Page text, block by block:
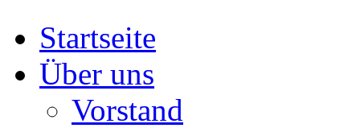
Startseite
Über uns
Vorstand